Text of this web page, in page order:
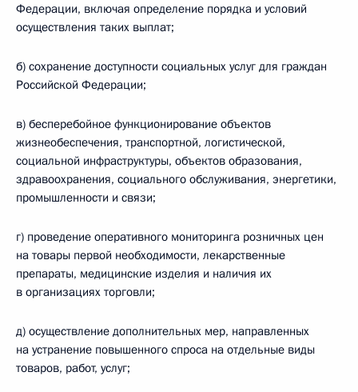
Федерации, включая определение порядка и условий
осуществления таких выплат;
б) сохранение доступности социальных услуг для граждан
Российской Федерации;
в) бесперебойное функционирование объектов
жизнеобеспечения, транспортной, логистической,
социальной инфраструктуры, объектов образования,
здравоохранения, социального обслуживания, энергетики,
промышленности и связи;
г) проведение оперативного мониторинга розничных цен
на товары первой необходимости, лекарственные
препараты, медицинские изделия и наличия их
в организациях торговли;
д) осуществление дополнительных мер, направленных
на устранение повышенного спроса на отдельные виды
товаров, работ, услуг;